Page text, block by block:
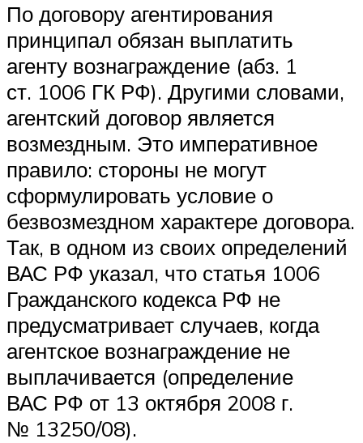
По договору агентирования
принципал обязан выплатить
агенту вознаграждение (абз. 1
ст. 1006 ГК РФ). Другими словами,
агентский договор является
возмездным. Это императивное
правило: стороны не могут
сформулировать условие о
безвозмездном характере договора.
Так, в одном из своих определений
ВАС РФ указал, что статья 1006
Гражданского кодекса РФ не
предусматривает случаев, когда
агентское вознаграждение не
выплачивается (определение
ВАС РФ от 13 октября 2008 г.
№ 13250/08).